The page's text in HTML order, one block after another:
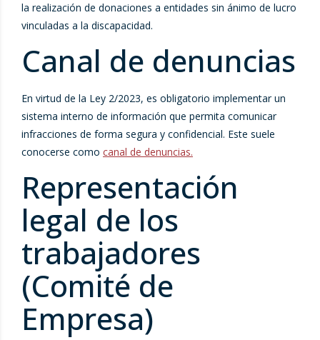
la realización de donaciones a entidades sin ánimo de lucro
vinculadas a la discapacidad.
Canal de denuncias
En virtud de la Ley 2/2023, es obligatorio implementar un
sistema interno de información que permita comunicar
infracciones de forma segura y confidencial. Este suele
conocerse como canal de denuncias.
Representación
legal de los
trabajadores
(Comité de
Empresa)